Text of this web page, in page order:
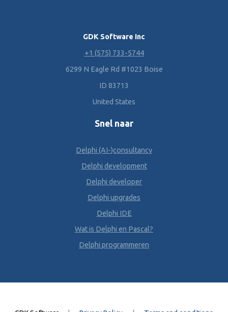
GDK Software Inc
+1 (575) 733-5744
6299 N Eagle Rd #1023 Boise
ID 83713
United States
Snel naar
Delphi (AI-)consultancy
Delphi development
Delphi developer
Delphi upgrades
Delphi IDE
Wat is Delphi en Pascal?
Delphi programmeren